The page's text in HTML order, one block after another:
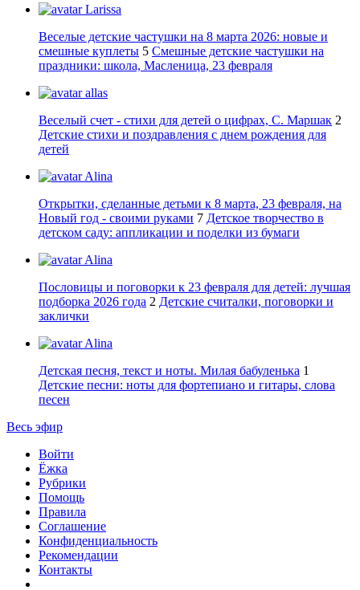
Larissa
Веселые детские частушки на 8 марта 2026: новые и
смешные куплеты 5 Смешные детские частушки на
праздники: школа, Масленица, 23 февраля
allas
Веселый счет - стихи для детей о цифрах, С. Маршак 2
Детские стихи и поздравления с днем рождения для
детей
Alina
Открытки, сделанные детьми к 8 марта, 23 февраля, на
Новый год - своими руками 7 Детское творчество в
детском саду: аппликации и поделки из бумаги
Alina
Пословицы и поговорки к 23 февраля для детей: лучшая
подборка 2026 года 2 Детские считалки, поговорки и
заклички
Alina
Детская песня, текст и ноты. Милая бабуленька 1
Детские песни: ноты для фортепиано и гитары, слова
песен
Весь эфир
Войти
Ёжка
Рубрики
Помощь
Правила
Соглашение
Конфиденциальность
Рекомендации
Контакты